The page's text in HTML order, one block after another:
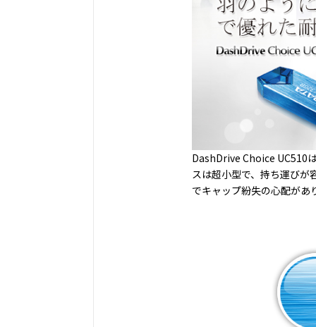
DashDrive Choice UC510
スは超小型で、持ち運びが
でキャップ紛失の心配があ